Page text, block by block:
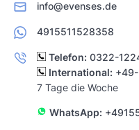
info@evenses.de
4915511528358
Telefon: 0322-
International:
7 Tage die Woche
WhatsApp: